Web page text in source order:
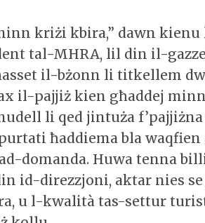
kriżi kbira,” dawn
tal-MHRA, lil din il-
il-bżonn li titkellem
il-pajjiż kien għaddej
li qed jintuża f’pajjiżna
ħaddiema bla waqfien
domanda. Huwa tenna
id-direzzjoni, aktar nies
u l-kwalità tas-settur